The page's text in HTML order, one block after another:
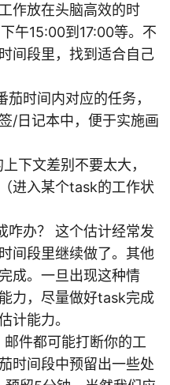
作放在头脑高效的时
午15:00到17:00等。不
间段里，找到适合自己
时间内对应的任务，
/日记本中，便于实施画
下文差别不要太大，
进入某个task的工作状
咋办？ 这个估计经常发
间段里继续做了。其他
成。一旦出现这种情
力，尽量做好task完成
计能力。
件都可能打断你的工
时间段中预留出一些处